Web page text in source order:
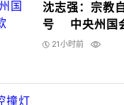
沈志强：宗教
号 中央州国
款21小时前